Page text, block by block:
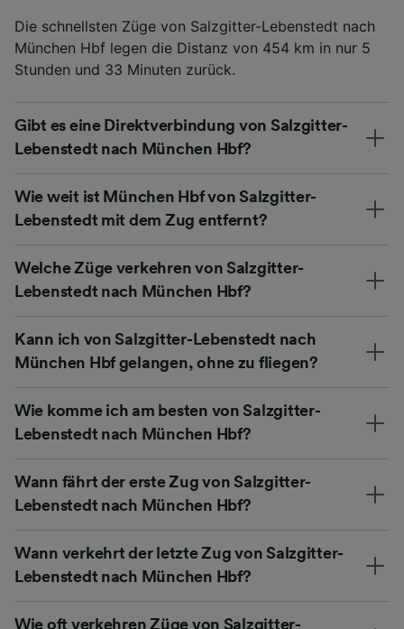
Die schnellsten Züge von Salzgitter-Lebenstedt nach
München Hbf legen die Distanz von 454 km in nur 5
Stunden und 33 Minuten zurück.
Gibt es eine Direktverbindung von Salzgitter-
Lebenstedt nach München Hbf?
Wie weit ist München Hbf von Salzgitter-
Lebenstedt mit dem Zug entfernt?
Welche Züge verkehren von Salzgitter-
Lebenstedt nach München Hbf?
Kann ich von Salzgitter-Lebenstedt nach
München Hbf gelangen, ohne zu fliegen?
Wie komme ich am besten von Salzgitter-
Lebenstedt nach München Hbf?
Wann fährt der erste Zug von Salzgitter-
Lebenstedt nach München Hbf?
Wann verkehrt der letzte Zug von Salzgitter-
Lebenstedt nach München Hbf?
Wie oft verkehren Züge von Salzgitter-